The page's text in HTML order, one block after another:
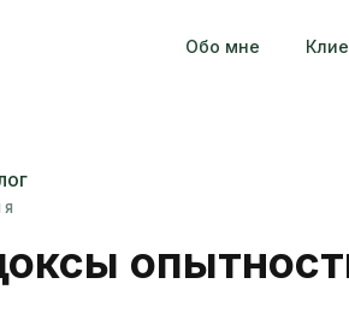
Обо мне